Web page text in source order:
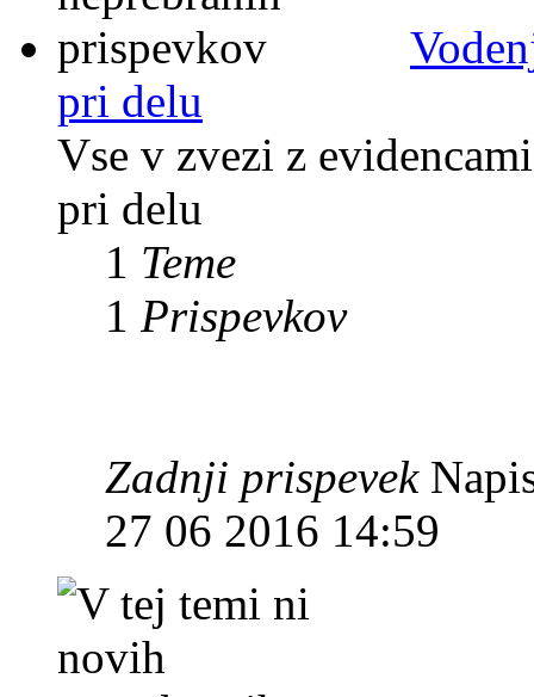
pri delu
Vse v zvezi z
pri delu
1 Teme
1 Prispevkov
Zadnji prispevek
27 06 2016 14:59